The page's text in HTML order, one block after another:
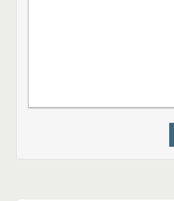
Особое впечатление
книги – она странная,
логичная. Обычно,
книги жанра